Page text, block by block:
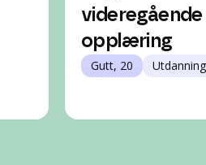
videregående
opplæring
Gutt, 20 Utdanning